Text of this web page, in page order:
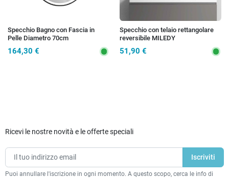
Specchio Bagno con Fascia in
Pelle Diametro 70cm
164,30 €
Specchio con telaio rettangolare
reversibile MILEDY
51,90 €
Ricevi le nostre novità e le offerte speciali
Puoi annullare l'iscrizione in ogni momento. A questo scopo, cerca le info di